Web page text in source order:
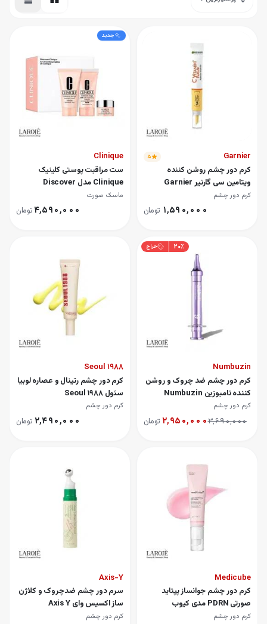
دور چشم آبرسان سیمپل Simple
Garnier ۵
کرم دور چشم روشن کننده
ویتامین سی گارنیر Garnier
کرم دور چشم
۱٬۵۹۰٬۰۰۰ تومان
جدید
Clinique
ست مراقبت پوستی کلینیک
Clinique مدل Discover
ماسک صورت
۴٬۵۹۰٬۰۰۰تومان
۲۰٪ حراج
Numbuzin
کرم دور چشم ضد چروک و روشن
کننده نامبوزین Numbuzin
کرم دور چشم
۳٬۶۹۰٬۰۰۰۲٬۹۵۰٬۰۰۰ تومان
Seoul 1988
کرم دور چشم رتینال و عصاره لوبیا
سئول Seoul 1988
کرم دور چشم
۲٬۴۹۰٬۰۰۰ تومان
Medicube
کرم دور چشم جوانساز پپتاید
صورتی PDRN مدی کیوب
Medicube
کرم دور چشم
Axis-Y
سرم دور چشم ضدچروک و کلاژن
ساز اکسیس وای Axis Y
کرم دور چشم